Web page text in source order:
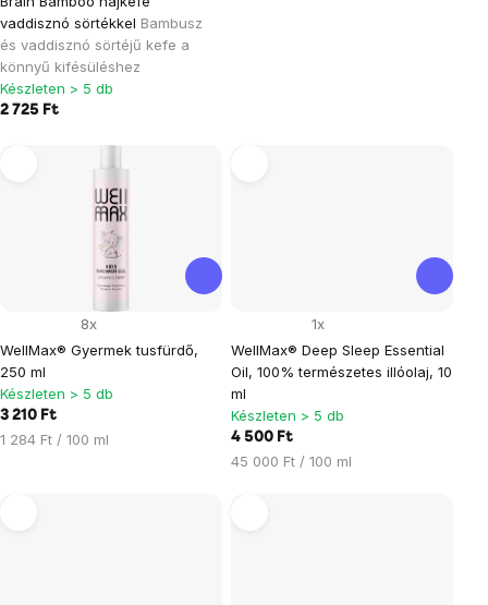
vaddisznó sörtékkel Bambusz
és vaddisznó sörtéjű kefe a
könnyű kifésüléshez
Készleten > 5 db
2 725 Ft
WellMax® Gyermek tusfürdő,
250 ml
8x
Készleten > 5 db
3 210 Ft
Egységár:
1 284 Ft / 100 ml
WellMax® Deep Sleep Essential
Oil, 100% természetes illóolaj, 10
ml
1x
Készleten > 5 db
4 500 Ft
Egységár:
45 000 Ft / 100 ml